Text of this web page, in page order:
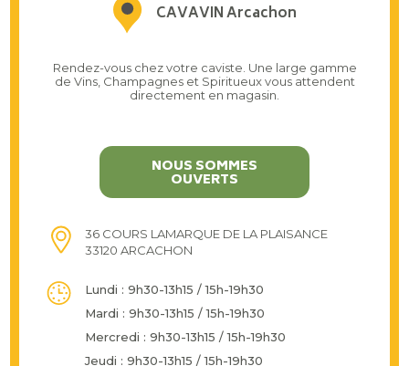
CAVAVIN Arcachon
Rendez-vous chez votre caviste. Une large gamme
de Vins, Champagnes et Spiritueux vous attendent
directement en magasin.
NOUS SOMMES
OUVERTS
36 COURS LAMARQUE DE LA PLAISANCE
33120 ARCACHON
Lundi : 9h30-13h15 / 15h-19h30
Mardi : 9h30-13h15 / 15h-19h30
Mercredi : 9h30-13h15 / 15h-19h30
Jeudi : 9h30-13h15 / 15h-19h30